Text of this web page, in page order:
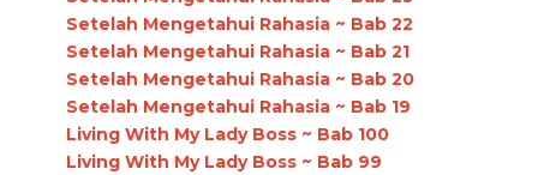
Setelah Mengetahui Rahasia ~ Bab 22
Setelah Mengetahui Rahasia ~ Bab 21
Setelah Mengetahui Rahasia ~ Bab 20
Setelah Mengetahui Rahasia ~ Bab 19
Living With My Lady Boss ~ Bab 100
Living With My Lady Boss ~ Bab 99